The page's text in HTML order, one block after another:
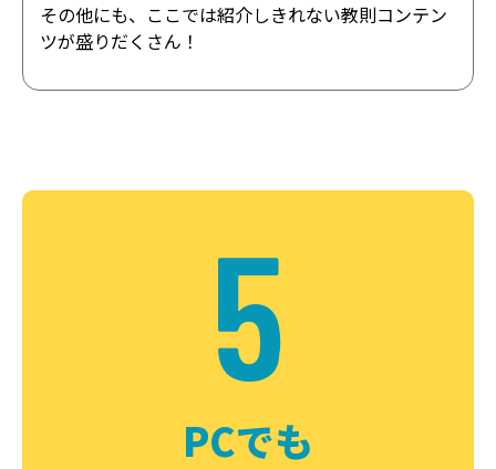
その他にも、ここでは紹介しきれない教則コンテン
ツが盛りだくさん！
5
PCでも